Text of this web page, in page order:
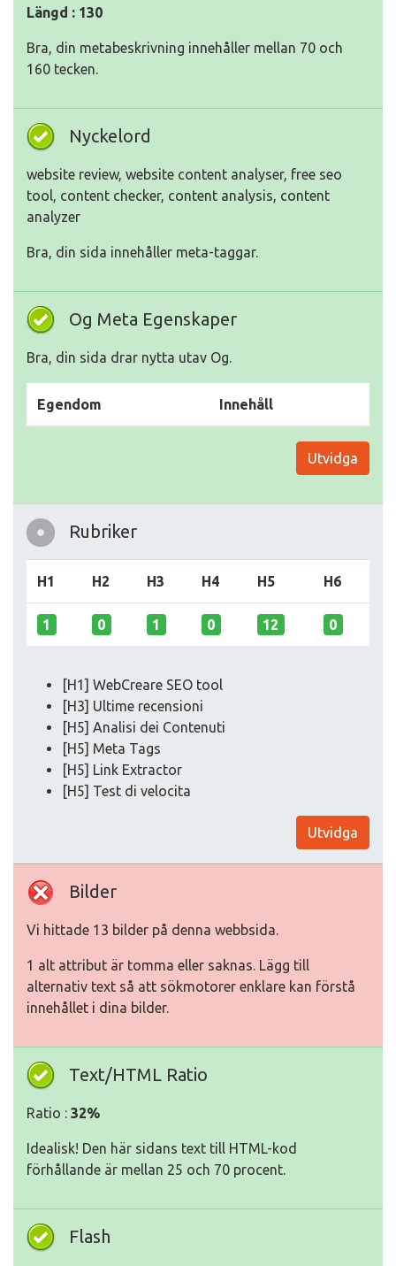
Längd : 130
Bra, din metabeskrivning innehåller mellan 70 och
160 tecken.
Nyckelord
website review, website content analyser, free seo
tool, content checker, content analysis, content
analyzer
Bra, din sida innehåller meta-taggar.
Og Meta Egenskaper
Bra, din sida drar nytta utav Og.
Egendom Innehåll
Utvidga
Rubriker
H1 H2 H3 H4 H5 H6
1 0 1 0 12 0
[H1] WebCreare SEO tool
[H3] Ultime recensioni
[H5] Analisi dei Contenuti
[H5] Meta Tags
[H5] Link Extractor
[H5] Test di velocita
Utvidga
Bilder
Vi hittade 13 bilder på denna webbsida.
1 alt attribut är tomma eller saknas. Lägg till
alternativ text så att sökmotorer enklare kan förstå
innehållet i dina bilder.
Text/HTML Ratio
Ratio : 32%
Idealisk! Den här sidans text till HTML-kod
förhållande är mellan 25 och 70 procent.
Flash